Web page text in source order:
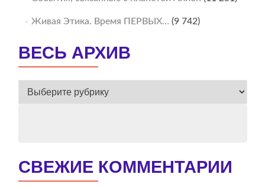
Живая Этика. Время ПЕРВЫХ… (9 742)
ВЕСЬ АРХИВ
ВЕСЬ
СВЕЖИЕ КОММЕНТАРИИ